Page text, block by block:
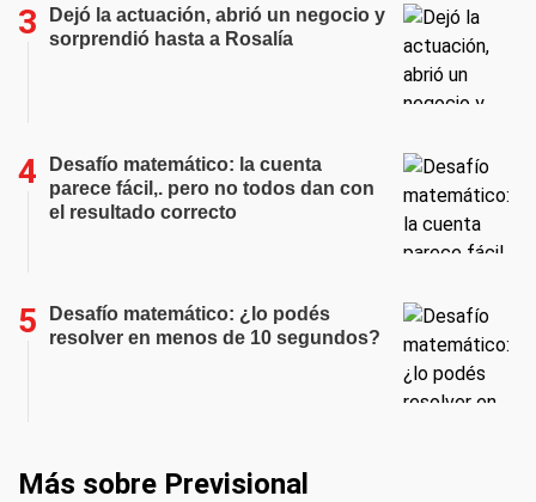
Dejó la actuación, abrió un negocio y
sorprendió hasta a Rosalía
Desafío matemático: la cuenta
parece fácil,. pero no todos dan con
el resultado correcto
Desafío matemático: ¿lo podés
resolver en menos de 10 segundos?
Más sobre Previsional